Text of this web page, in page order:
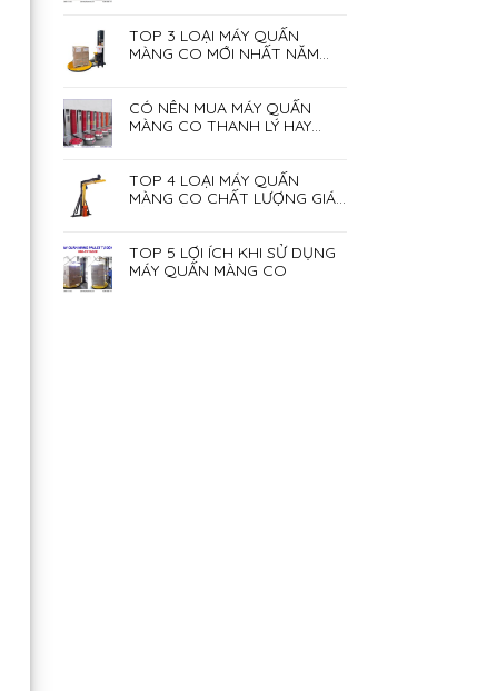
TOP 3 LOẠI MÁY QUẤN
MÀNG CO MỚI NHẤT NĂM
CÓ NÊN MUA MÁY QUẤN
MÀNG CO THANH LÝ HAY
TOP 4 LOẠI MÁY QUẤN
MÀNG CO CHẤT LƯỢNG GIÁ
TOP 5 LỢI ÍCH KHI SỬ DỤNG
MÁY QUẤN MÀNG CO